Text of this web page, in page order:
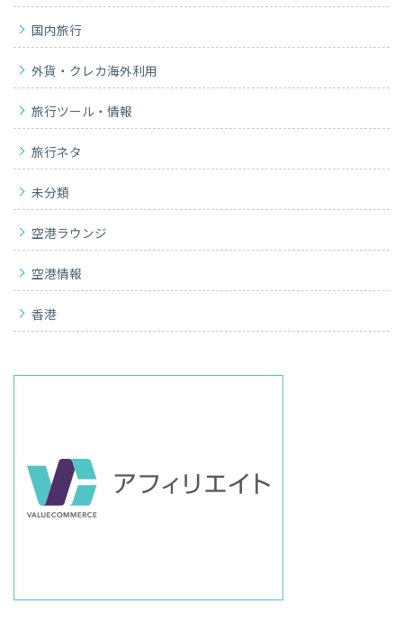
国内旅行
外貨・クレカ海外利用
旅行ツール・情報
旅行ネタ
未分類
空港ラウンジ
空港情報
香港